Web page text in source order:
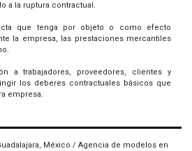
a la ruptura contractual.
que tenga por objeto o como efecto
la empresa, las prestaciones mercantiles
a trabajadores, proveedores, clientes y
los deberes contractuales básicos que
empresa.
México / Agencia de modelos en